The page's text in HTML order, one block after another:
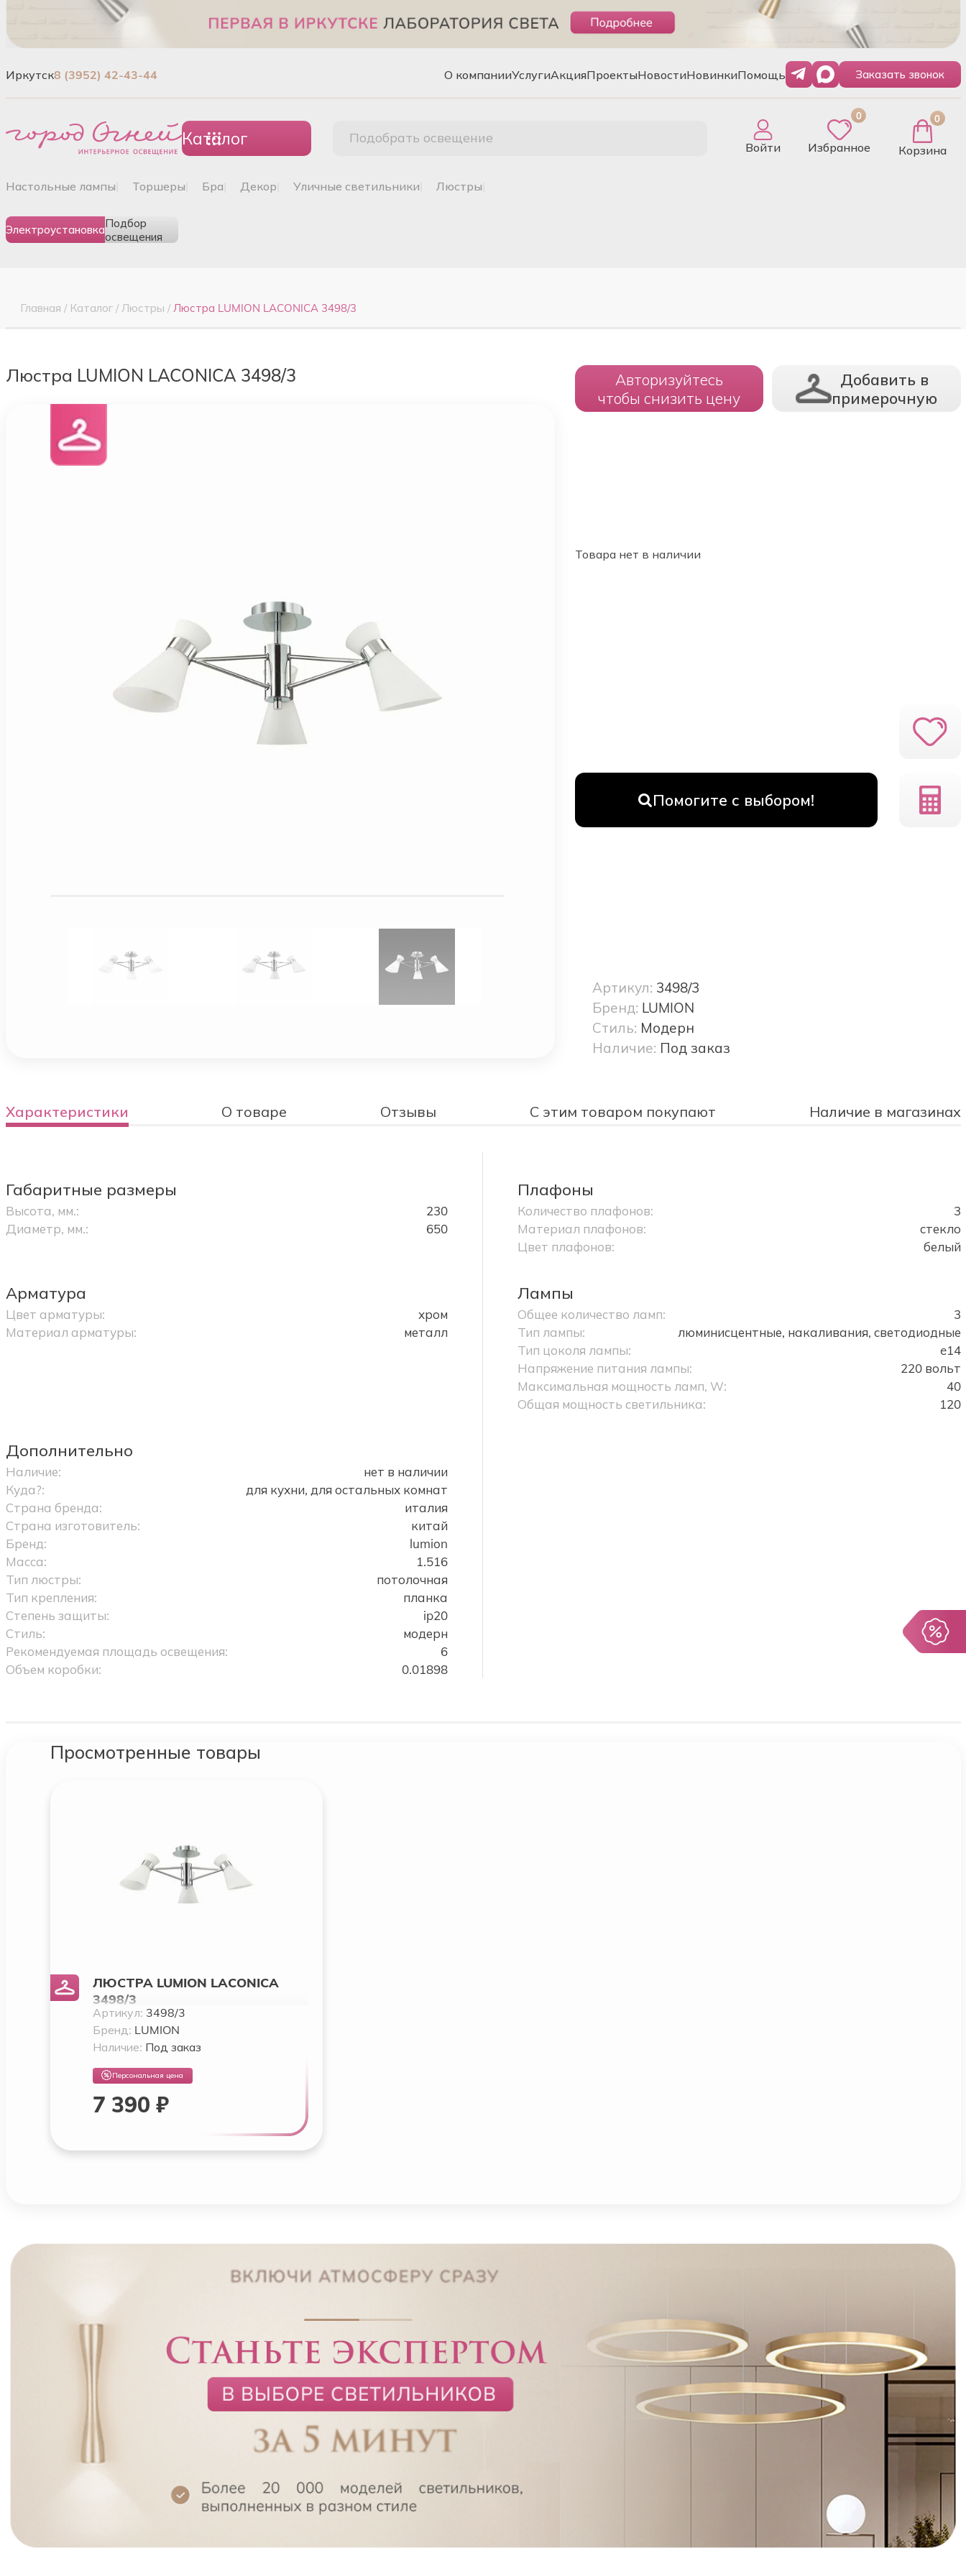
Иркутск8 (3952) 42-43-44 О компанииУслугиАкцияПроектыНовостиНовинкиПомощь Заказать звонок
Каталог Подобрать освещение
Войти
0
Избранное
0
Корзина
настольные лампы торшеры бра декор уличные светильники люстры
ЭлектроустановкаПодбор
освещения
Главная / Каталог / Люстры / Люстра LUMION LACONICA 3498/3
Люстра LUMION LACONICA 3498/3
Авторизуйтесь
чтобы снизить цену
Добавить в
примерочную
Товара нет в наличии
Помогите с выбором!
Артикул: 3498/3
Бренд: LUMION
Стиль: Модерн
Наличие: Под заказ
Характеристики О товаре Отзывы С этим товаром покупают Наличие в магазинах
Габаритные размеры
Высота, мм.:
230
Диаметр, мм.:
650
Плафоны
Количество плафонов:
3
Материал плафонов:
стекло
Цвет плафонов:
белый
Арматура
Цвет арматуры:
хром
Материал арматуры:
металл
Лампы
Общее количество ламп:
3
Тип лампы:
люминисцентные, накаливания, светодиодные
Тип цоколя лампы:
e14
Напряжение питания лампы:
220 вольт
Максимальная мощность ламп, W:
40
Общая мощность светильника:
120
Дополнительно
Наличие:
нет в наличии
Куда?:
для кухни, для остальных комнат
Страна бренда:
италия
Страна изготовитель:
китай
Бренд:
lumion
Масса:
1.516
Тип люстры:
потолочная
Тип крепления:
планка
Степень защиты:
ip20
Стиль:
модерн
Рекомендуемая площадь освещения:
6
Объем коробки:
0.01898
Просмотренные товары
ЛЮСТРА LUMION LACONICA
3498/3
Артикул: 3498/3
Бренд: LUMION
Наличие: Под заказ
Персональная цена
7 390 ₽